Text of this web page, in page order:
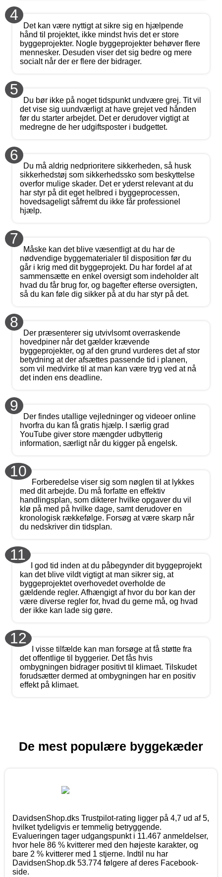
4
Det kan være nyttigt at sikre sig en hjælpende
hånd til projektet, ikke mindst hvis det er store
byggeprojekter. Nogle byggeprojekter behøver flere
mennesker. Desuden viser det sig bedre og mere
socialt når der er flere der bidrager.
5
Du bør ikke på noget tidspunkt undvære grej. Tit vil
det vise sig uundværligt at have grejet ved hånden
før du starter arbejdet. Det er derudover vigtigt at
medregne de her udgiftsposter i budgettet.
6
Du må aldrig nedprioritere sikkerheden, så husk
sikkerhedstøj som sikkerhedssko som beskyttelse
overfor mulige skader. Det er yderst relevant at du
har styr på dit eget helbred i byggeprocessen,
hovedsageligt såfremt du ikke får professionel
hjælp.
7
Måske kan det blive væsentligt at du har de
nødvendige byggematerialer til disposition før du
går i krig med dit byggeprojekt. Du har fordel af at
sammensætte en enkel oversigt som indeholder alt
hvad du får brug for, og bagefter efterse oversigten,
så du kan føle dig sikker på at du har styr på det.
8
Der præsenterer sig utvivlsomt overraskende
hovedpiner når det gælder krævende
byggeprojekter, og af den grund vurderes det af stor
betydning at der afsættes passende tid i planen,
som vil medvirke til at man kan være tryg ved at nå
det inden ens deadline.
9
Der findes utallige vejledninger og videoer online
hvorfra du kan få gratis hjælp. I særlig grad
YouTube giver store mængder udbytterig
information, særligt når du kigger på engelsk.
10
Forberedelse viser sig som nøglen til at lykkes
med dit arbejde. Du må forfatte en effektiv
handlingsplan, som dikterer hvilke opgaver du vil
klø på med på hvilke dage, samt derudover en
kronologisk rækkefølge. Forsøg at være skarp når
du nedskriver din tidsplan.
11
I god tid inden at du påbegynder dit byggeprojekt
kan det blive vildt vigtigt at man sikrer sig, at
byggeprojektet overhovedet overholde de
gældende regler. Afhængigt af hvor du bor kan der
være diverse regler for, hvad du gerne må, og hvad
der ikke kan lade sig gøre.
12
I visse tilfælde kan man forsøge at få støtte fra
det offentlige til byggerier. Det fås hvis
ombygningen bidrager positivt til klimaet. Tilskudet
forudsætter dermed at ombygningen har en positiv
effekt på klimaet.
De mest populære byggekæder
DavidsenShop.dks Trustpilot-rating ligger på 4,7 ud af 5,
hvilket tydeligvis er temmelig betryggende.
Evalueringen tager udgangspunkt i 11.467 anmeldelser,
hvor hele 86 % kvitterer med den højeste karakter, og
bare 2 % kvitterer med 1 stjerne. Indtil nu har
DavidsenShop.dk 53.774 følgere af deres Facebook-
side.